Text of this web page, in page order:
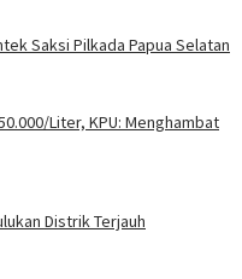
Saksi Pilkada Papua Selatan
Liter, KPU: Menghambat
Distrik Terjauh